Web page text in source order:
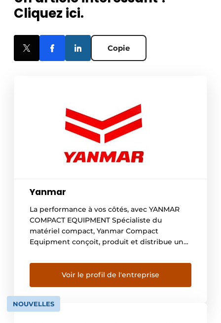
Cliquez ici.
Copie
Yanmar
La performance à vos côtés, avec YANMAR
COMPACT EQUIPMENT Spécialiste du
matériel compact, Yanmar Compact
Equipment conçoit, produit et distribue une
des mini- et midi-pelles, des chargeuses
compactes, des pelles sur pneus, des carriers
et des accessoires, conçus dans un esprit
d’efficacité et de performance. Depuis 1912,
Yanmar s’efforce de […]
Voir le profil de l'entreprise
NOUVELLES